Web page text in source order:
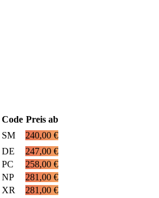
Code Preis ab
SM
240,00 €
DE
247,00 €
PC
258,00 €
NP
281,00 €
XR
281,00 €